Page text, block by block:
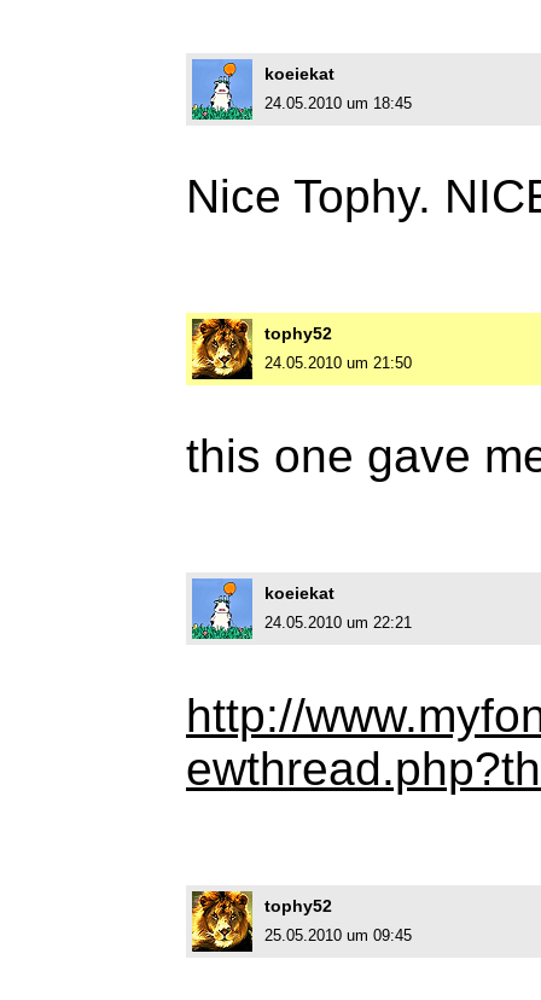
koeiekat
24.05.2010 um 18:45
Nice Tophy.
tophy52
24.05.2010 um 21:50
this one gave
koeiekat
24.05.2010 um 22:21
http://
tophy52
25.05.2010 um 09:45